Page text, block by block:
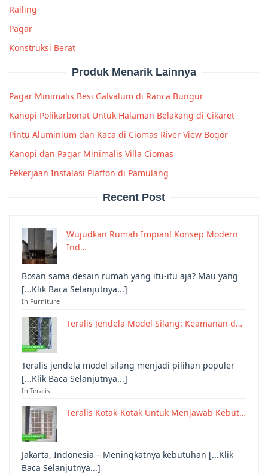
Railing
Pagar
Konstruksi Berat
Produk Menarik Lainnya
Pagar Minimalis Besi Galvalum di Ranca Bungur
Kanopi Polikarbonat Untuk Halaman Belakang di Cikaret
Pintu Aluminium dan Kaca di Ciomas River View Bogor
Kanopi dan Pagar Minimalis Villa Ciomas
Pekerjaan Instalasi Plaffon di Pamulang
Recent Post
Wujudkan Rumah Impian! Konsep Modern
Ind…
Bosan sama desain rumah yang itu-itu aja? Mau yang
[...Klik Baca Selanjutnya...]
In Furniture
Teralis Jendela Model Silang: Keamanan d…
Teralis jendela model silang menjadi pilihan populer
[...Klik Baca Selanjutnya...]
In Teralis
Teralis Kotak-Kotak Untuk Menjawab Kebut…
Jakarta, Indonesia – Meningkatnya kebutuhan [...Klik
Baca Selanjutnya...]